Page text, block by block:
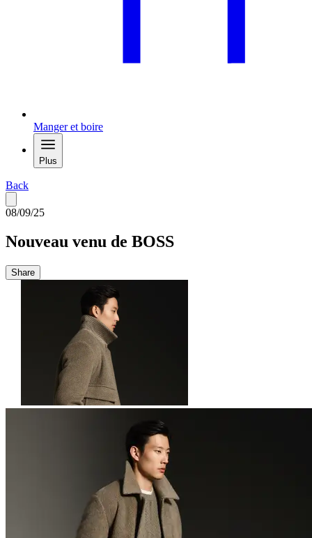
Manger et boire
Plus
Back
08/09/25
Nouveau venu de BOSS
Share